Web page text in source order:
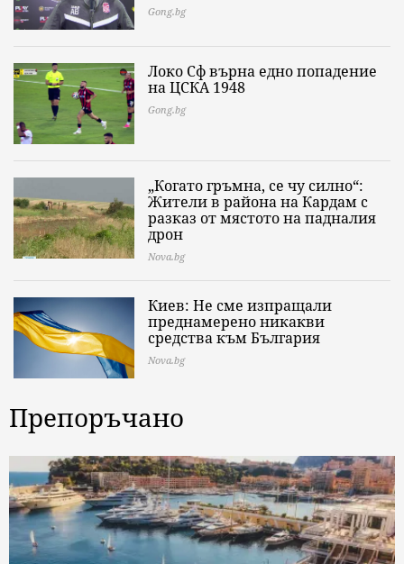
Gong.bg
Локо Сф върна едно попадение
на ЦСКА 1948
Gong.bg
„Когато гръмна, се чу силно“:
Жители в района на Кардам с
разказ от мястото на падналия
дрон
Nova.bg
Киев: Не сме изпращали
преднамерено никакви
средства към България
Nova.bg
Препоръчано